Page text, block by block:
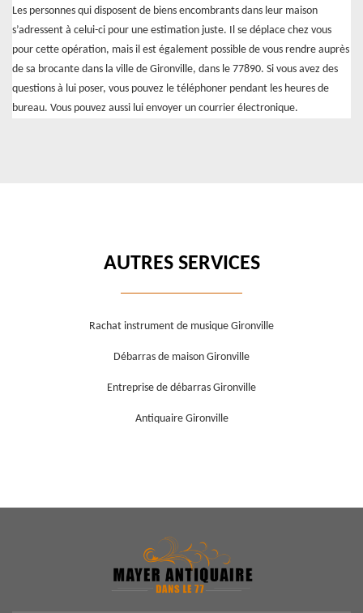
Les personnes qui disposent de biens encombrants dans leur maison
s’adressent à celui-ci pour une estimation juste. Il se déplace chez vous
pour cette opération, mais il est également possible de vous rendre auprès
de sa brocante dans la ville de Gironville, dans le 77890. Si vous avez des
questions à lui poser, vous pouvez le téléphoner pendant les heures de
bureau. Vous pouvez aussi lui envoyer un courrier électronique.
AUTRES SERVICES
Rachat instrument de musique Gironville
Débarras de maison Gironville
Entreprise de débarras Gironville
Antiquaire Gironville